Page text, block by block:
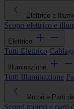
Elettrico e
Scopri elettrico e
Elettrico
Tutti Elettrico
Illuminazione
Tutti Illuminazione
Motori e Parti
Scopri motori e parti